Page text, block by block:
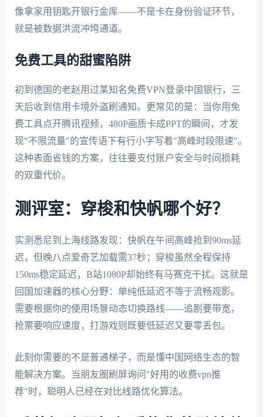
像拿家用钥匙开银行金库——不是卡在身份验证环节，
就是被数据洪流冲垮通道。
免费工具的甜蜜陷阱
初到德国的老赵用过某知名免费VPN登录中国银行，三
天后收到信用卡境外盗刷通知。更常见的是：当你用免
费工具点开腾讯视频，480P画质卡成PPT的瞬间，才发
现"不限流量"的宣传语下有行小字写着"高峰时段限速"。
这种表面省钱的方案，往往要支付账户安全与时间损耗
的双重代价。
测评室：穿梭和快帆哪个好？
实测悉尼到上海线路发现：快帆在午间高峰抢到90ms延
迟，但晚八点爱奇艺加载需37秒；穿梭虽然全程保持
150ms稳定延迟，B站1080P却始终有马赛克干扰。这就是
回国加速器的核心分野：单纯低延迟不等于流畅观影。
需要根据你的使用场景动态切换路线——追剧要带宽，
抢票要响应速度，打游戏则既要低延迟又要零丢包。
此刻你需要的不是普通梯子，而是懂中国网络生态的智
能解决方案。当朋友圈刷屏询问"好用的收费vpn推
荐"时，聪明人已经在对比线路优化算法。